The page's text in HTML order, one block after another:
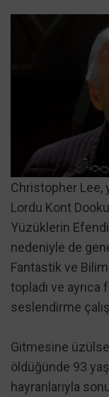
Christopher Lee,
Lordu Kont
Yüzüklerin
nedeniyle de
Fantastik ve
topladı ve
seslendirme
Gitmesine
öldüğünde 93
hayranlarıyla